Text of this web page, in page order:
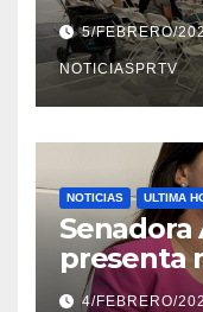
Reparto
5/FEBRERO/
NOTICIASPRTV
NOTICIAS ULTIMA
Senadora
presenta
violencia
4/FEBRERO/